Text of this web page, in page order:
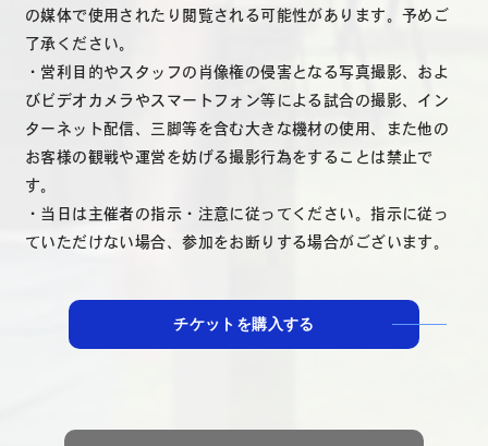
の媒体で使用されたり閲覧される可能性があります。予めご
了承ください。
・営利目的やスタッフの肖像権の侵害となる写真撮影、およ
びビデオカメラやスマートフォン等による試合の撮影、イン
ターネット配信、三脚等を含む大きな機材の使用、また他の
お客様の観戦や運営を妨げる撮影行為をすることは禁止で
す。
・当日は主催者の指示・注意に従ってください。指示に従っ
ていただけない場合、参加をお断りする場合がございます。
チケットを購入する